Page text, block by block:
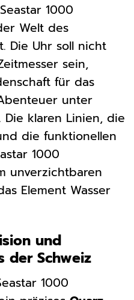
1000
Welt des
Die Uhr soll nicht
sein,
für das
unter
klaren Linien, die
die funktionellen
1000
unverzichtbaren
Element Wasser
und
der Schweiz
1000